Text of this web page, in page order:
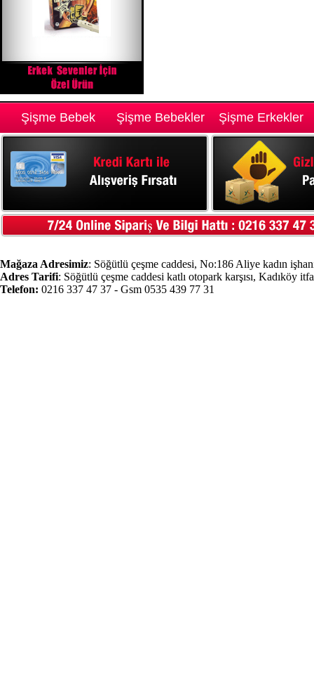
Şişme Bebek Şişme Bebekler Şişme Erkekler
Mağaza Adresimiz: Söğütlü çeşme caddesi, No:186 Aliye kadın
Adres Tarifi: Söğütlü çeşme caddesi katlı otopark karşısı, Kadıköy
Telefon: 0216 337 47 37 - Gsm 0535 439 77 31